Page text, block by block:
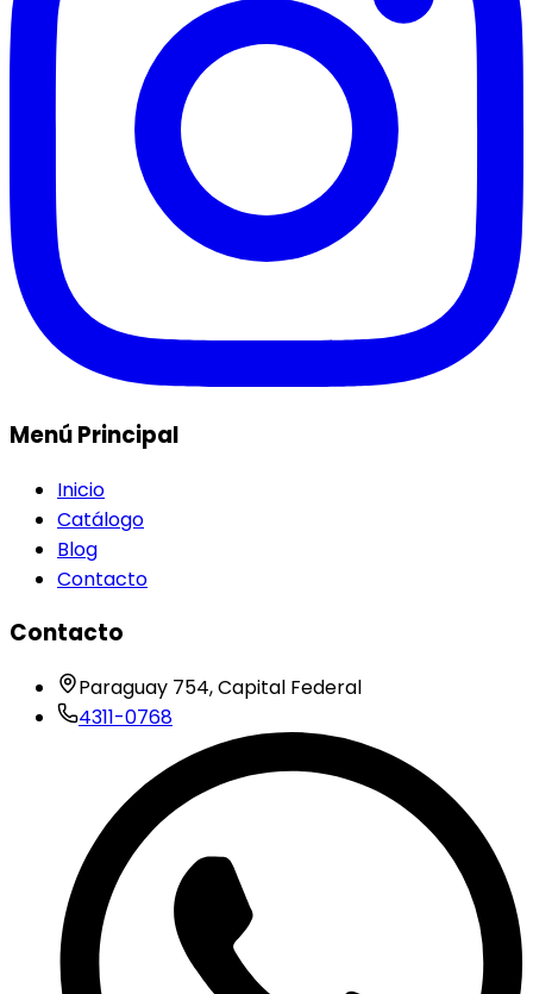
Menú Principal
Inicio
Catálogo
Blog
Contacto
Contacto
Paraguay 754, Capital Federal
4311-0768